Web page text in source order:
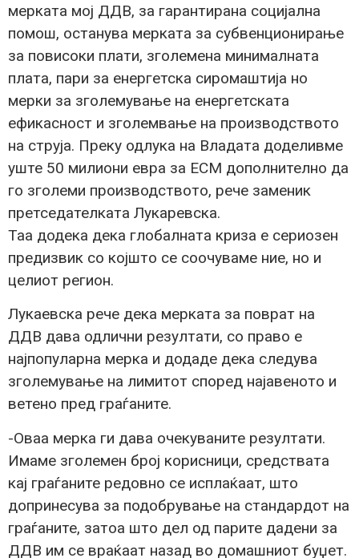
мерката мој ДДВ, за гарантирана социјална
помош, останува мерката за субвенционирање
за повисоки плати, зголемена минималната
плата, пари за енергетска сиромаштија но
мерки за зголемување на енергетската
ефикасност и зголемвање на производството
на струја. Преку одлука на Владата доделивме
уште 50 милиони евра за ЕСМ дополнително да
го зголеми производството, рече заменик
претседателката Лукаревска.
Таа додека дека глобалната криза е сериозен
предизвик со којшто се соочуваме ние, но и
целиот регион.
Лукаевска рече дека мерката за поврат на
ДДВ дава одлични резултати, со право е
најпопуларна мерка и додаде дека следува
зголемување на лимитот според најавеното и
ветено пред граѓаните.
-Оваа мерка ги дава очекуваните резултати.
Имаме зголемен број корисници, средствата
кај граѓаните редовно се исплаќаат, што
допринесува за подобрување на стандардот на
граѓаните, затоа што дел од парите дадени за
ДДВ им се враќаат назад во домашниот буџет.